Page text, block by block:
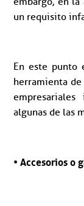
un requisito
En este punto
herramienta
algunas de las
• Accesorios o